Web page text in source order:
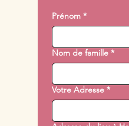
Prénom *
Nom de famille *
Votre Adresse *